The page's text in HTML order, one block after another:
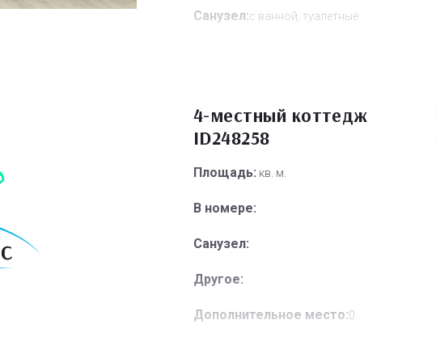
Санузел:с ванной, туалетные
Дополнительное место:
4-местный коттедж
ID248258
Площадь: кв. м.
В номере:
Санузел:
Другое:
Дополнительное место:0